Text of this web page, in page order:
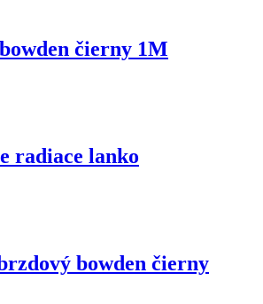
čierny 1M
radiace lanko
bowden čierny